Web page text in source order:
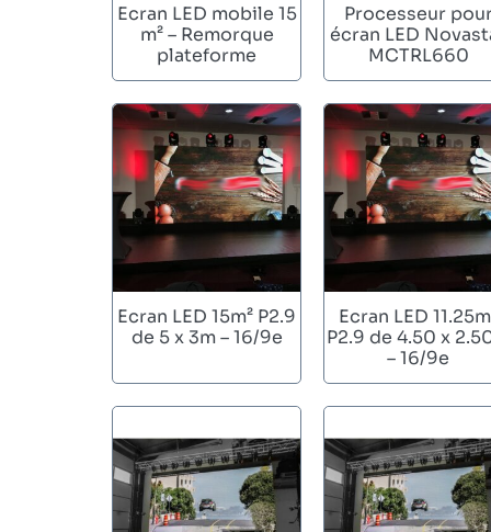
Ecran LED mobile 15
m² – Remorque
plateforme
Processeur
écran LED
MCTRL660
Ecran LED 15m² P2.9
de 5 x 3m – 16/9e
Ecran LED
P2.9 de 4.50 x
– 16/9e